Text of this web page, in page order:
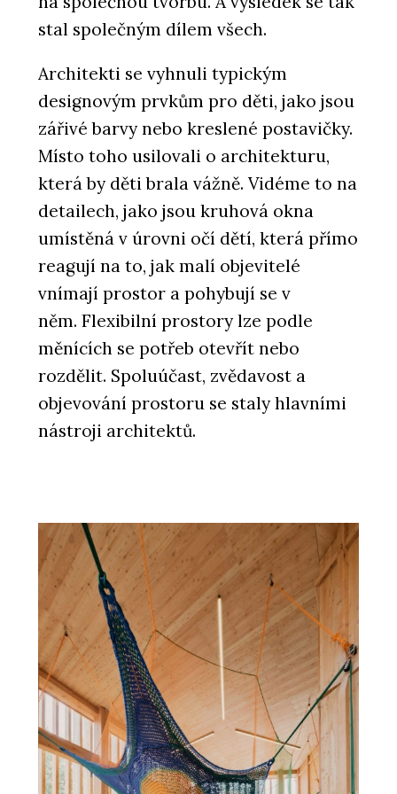
stal společným dílem všech.
Architekti se vyhnuli typickým
designovým prvkům pro děti, jako jsou
zářivé barvy nebo kreslené postavičky.
Místo toho usilovali o architekturu,
která by děti brala vážně. Vidéme to na
detailech, jako jsou kruhová okna
umístěná v úrovni očí dětí, která přímo
reagují na to, jak malí objevitelé
vnímají prostor a pohybují se v
něm. Flexibilní prostory lze podle
měnících se potřeb otevřít nebo
rozdělit. Spoluúčast, zvědavost a
objevování prostoru se staly hlavními
nástroji architektů.